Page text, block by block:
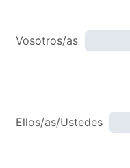
Vosotros/as
Ellos/as/Ustedes